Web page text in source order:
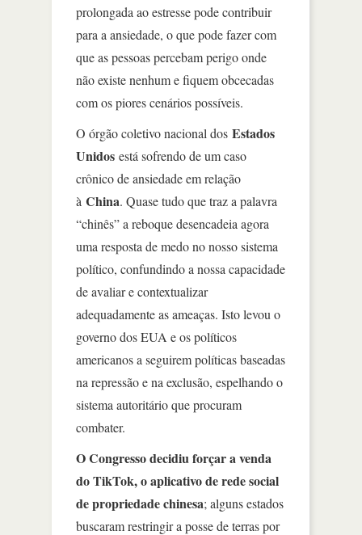
prolongada ao estresse pode contribuir
para a ansiedade, o que pode fazer com
que as pessoas percebam perigo onde
não existe nenhum e fiquem obcecadas
com os piores cenários possíveis.
O órgão coletivo nacional dos Estados
Unidos está sofrendo de um caso
crônico de ansiedade em relação
à China. Quase tudo que traz a palavra
“chinês” a reboque desencadeia agora
uma resposta de medo no nosso sistema
político, confundindo a nossa capacidade
de avaliar e contextualizar
adequadamente as ameaças. Isto levou o
governo dos EUA e os políticos
americanos a seguirem políticas baseadas
na repressão e na exclusão, espelhando o
sistema autoritário que procuram
combater.
O Congresso decidiu forçar a venda
do TikTok, o aplicativo de rede social
de propriedade chinesa; alguns estados
buscaram restringir a posse de terras por